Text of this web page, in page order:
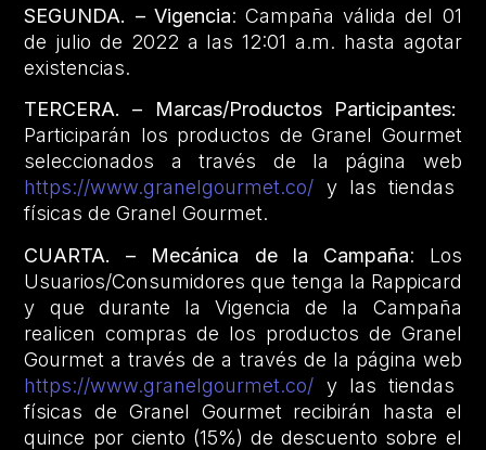
SEGUNDA. – Vigencia: Campaña válida del 01
de julio de 2022 a las 12:01 a.m. hasta agotar
existencias.
TERCERA. – Marcas/Productos Participantes:
Participarán los productos de Granel Gourmet
seleccionados a través de la página web
https://www.granelgourmet.co/ y las tiendas
físicas de Granel Gourmet.
CUARTA. – Mecánica de la Campaña: Los
Usuarios/Consumidores que tenga la Rappicard
y que durante la Vigencia de la Campaña
realicen compras de los productos de Granel
Gourmet a través de a través de la página web
https://www.granelgourmet.co/ y las tiendas
físicas de Granel Gourmet recibirán hasta el
quince por ciento (15%) de descuento sobre el